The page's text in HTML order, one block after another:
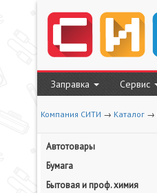
Заправка Сервис
Компания СИТИ → Каталог →
Автотовары
Бумага
Бытовая и проф. химия